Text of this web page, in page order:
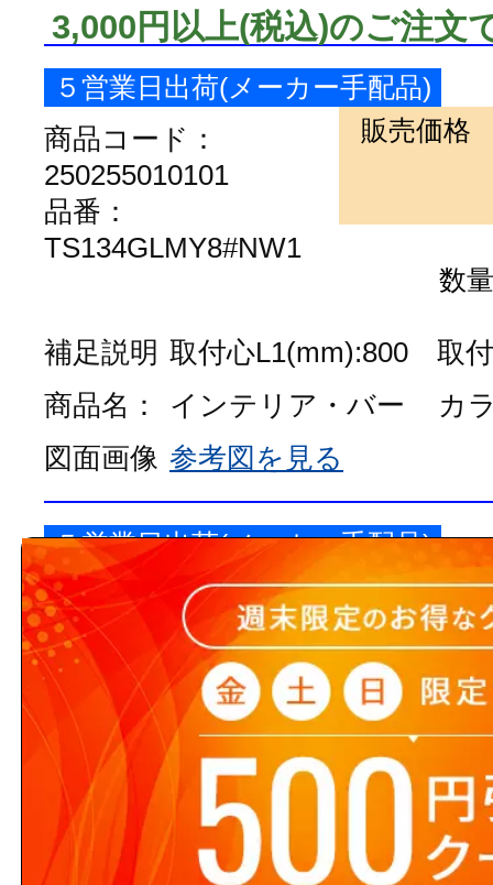
3,000円以上(税込)のご注文
５営業日出荷(メーカー手配品)
商品コード：
250255010101
品番：
TS134GLMY8#NW1
販売価格
数量
補足説明 取付心L1(mm):800 取
商品名：
インテリア・バー
カ
図面画像 参考図を見る
５営業日出荷(メーカー手配品)
商品コード：
250255010102
品番：
TS134GLMY7#NW1
販売価格
数量
補足説明
取付心L1(mm):600 取
商品名：
インテリア・バー
カ